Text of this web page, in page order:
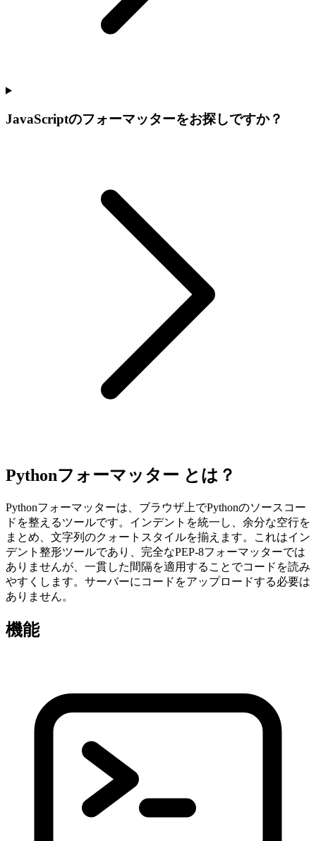
JavaScriptのフォーマッターをお探しですか？
Pythonフォーマッター とは？
Pythonフォーマッターは、ブラウザ上でPythonのソースコー
ドを整えるツールです。インデントを統一し、余分な空行を
まとめ、文字列のクォートスタイルを揃えます。これはイン
デント整形ツールであり、完全なPEP-8フォーマッターでは
ありませんが、一貫した間隔を適用することでコードを読み
やすくします。サーバーにコードをアップロードする必要は
ありません。
機能